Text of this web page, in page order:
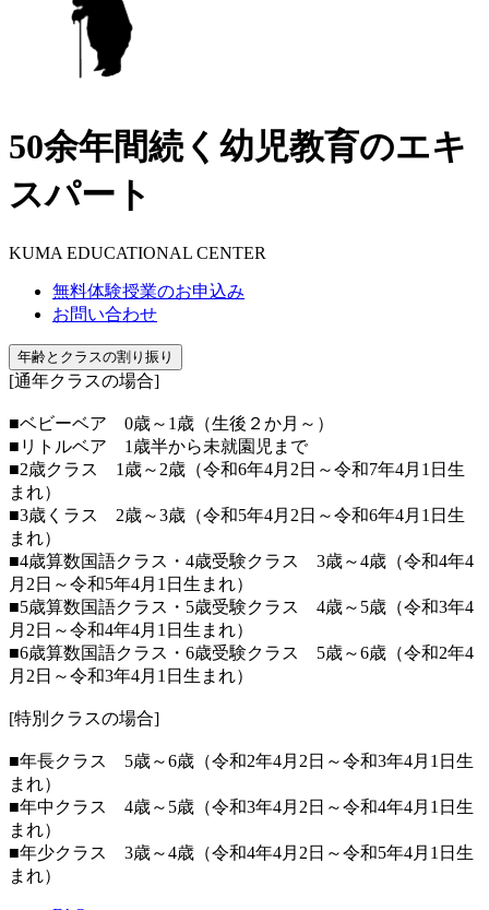
50余年間続く幼児教育のエキ
スパート
KUMA EDUCATIONAL CENTER
無料体験授業のお申込み
お問い合わせ
年齢とクラスの割り振り
[通年クラスの場合]
■ベビーベア 0歳～1歳（生後２か月～）
■リトルベア 1歳半から未就園児まで
■2歳クラス 1歳～2歳（令和6年4月2日～令和7年4月1日生
まれ）
■3歳くラス 2歳～3歳（令和5年4月2日～令和6年4月1日生
まれ）
■4歳算数国語クラス・4歳受験クラス 3歳～4歳（令和4年4
月2日～令和5年4月1日生まれ）
■5歳算数国語クラス・5歳受験クラス 4歳～5歳（令和3年4
月2日～令和4年4月1日生まれ）
■6歳算数国語クラス・6歳受験クラス 5歳～6歳（令和2年4
月2日～令和3年4月1日生まれ）
[特別クラスの場合]
■年長クラス 5歳～6歳（令和2年4月2日～令和3年4月1日生
まれ）
■年中クラス 4歳～5歳（令和3年4月2日～令和4年4月1日生
まれ）
■年少クラス 3歳～4歳（令和4年4月2日～令和5年4月1日生
まれ）